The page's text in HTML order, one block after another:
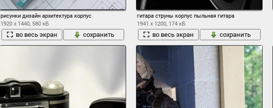
рисунки дизайн архитектура корпус
1920 x 1440, 580 кБ
во весь экран сохранить
гитара струны корпус пыльная гитара
1941 x 1200, 174 кБ
во весь экран сохранить